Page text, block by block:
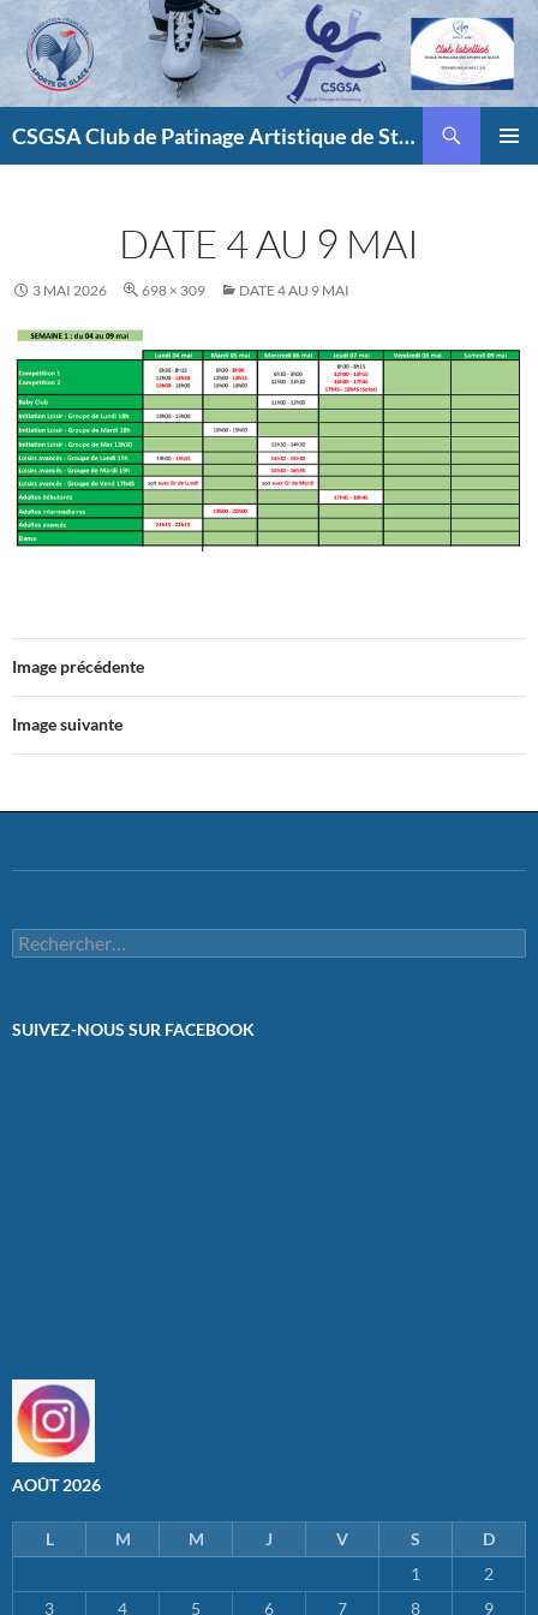
contenu
CSGSA Club de Patinage Artistique de Strasbourg
DATE 4 AU 9 MAI
3 MAI 2026 698 × 309 DATE 4 AU 9 MAI
Image précédente
Image suivante
Rechercher :
SUIVEZ-NOUS SUR FACEBOOK
AOÛT 2026
L M M J V S
D
1
2
3
4 5 6 7 8 9